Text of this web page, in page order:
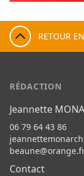
RETOUR
RÉDACTION
Jeannette
06 79 64 43 86
Contact